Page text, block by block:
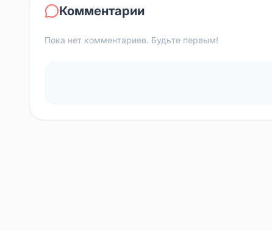
Комментарии
Пока нет комментариев. Будьте первым!